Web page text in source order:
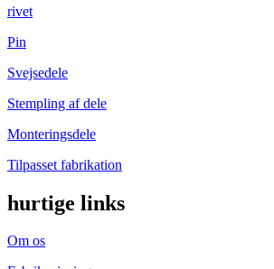
rivet
Pin
Svejsedele
Stempling af dele
Monteringsdele
Tilpasset fabrikation
hurtige links
Om os